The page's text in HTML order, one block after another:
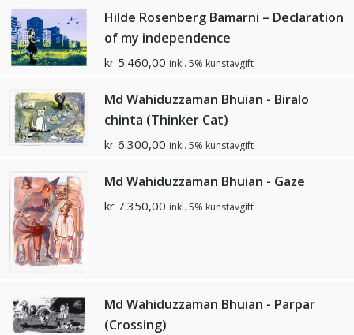
Hilde Rosenberg Bamarni – Declaration
of my independence
kr 5.460,00 inkl. 5% kunstavgift
Md Wahiduzzaman Bhuian - Biralo
chinta (Thinker Cat)
kr 6.300,00 inkl. 5% kunstavgift
Md Wahiduzzaman Bhuian - Gaze
kr 7.350,00 inkl. 5% kunstavgift
Md Wahiduzzaman Bhuian - Parpar
(Crossing)